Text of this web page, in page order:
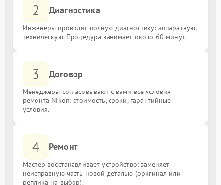
2 Диагностика
Инженеры проводят полную диагностику: аппаратную,
техническую. Процедура занимает около 60 минут.
3 Договор
Менеджеры согласовывают с вами все условия
ремонта Nikon: стоимость, сроки, гарантийные
условия.
4 Ремонт
Мастер восстанавливает устройство: заменяет
неисправную часть новой деталью (оригинал или
реплика на выбор).